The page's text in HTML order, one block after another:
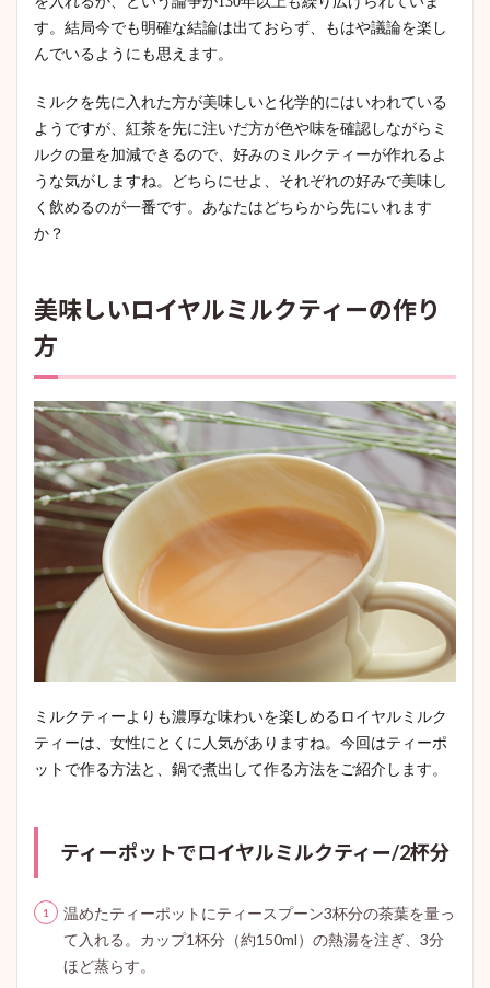
す。結局今でも明確な結論は出ておらず、もはや議論を楽し
んでいるようにも思えます。
ミルクを先に入れた方が美味しいと化学的にはいわれている
ようですが、紅茶を先に注いだ方が色や味を確認しながらミ
ルクの量を加減できるので、好みのミルクティーが作れるよ
うな気がしますね。どちらにせよ、それぞれの好みで美味し
く飲めるのが一番です。あなたはどちらから先にいれます
か？
美味しいロイヤルミルクティーの作り
方
ミルクティーよりも濃厚な味わいを楽しめるロイヤルミルク
ティーは、女性にとくに人気がありますね。今回はティーポ
ットで作る方法と、鍋で煮出して作る方法をご紹介します。
ティーポットでロイヤルミルクティー/2杯分
温めたティーポットにティースプーン3杯分の茶葉を量っ
て入れる。カップ1杯分（約150ml）の熱湯を注ぎ、3分
ほど蒸らす。